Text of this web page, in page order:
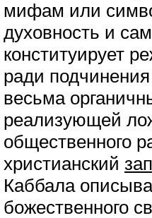
мифам или
духовность и
конституирует
ради
весьма
реализующей
общественного
христианский
Каббала
божественного